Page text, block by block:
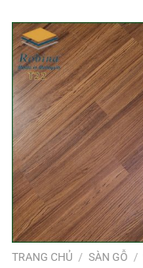
TRANG CHỦ / SÀN GỖ /